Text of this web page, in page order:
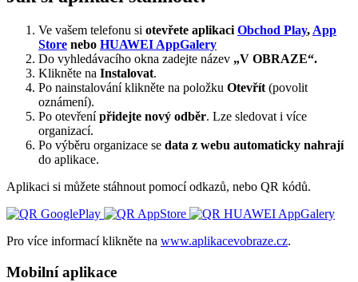
Ve vašem telefonu si otevřete aplikaci Obchod Play, App
Store nebo HUAWEI AppGalery
Do vyhledávacího okna zadejte název „V OBRAZE“.
Klikněte na Instalovat.
Po nainstalování klikněte na položku Otevřít (povolit
oznámení).
Po otevřenípřidejte nový odběr. Lze sledovat i více
organizací.
Po výběru organizace se data z webu automaticky nahrají
do aplikace.
Aplikaci si můžete stáhnout pomocí odkazů, nebo QR kódů.
Pro více informací klikněte na www.aplikacevobraze.cz.
Mobilní aplikace